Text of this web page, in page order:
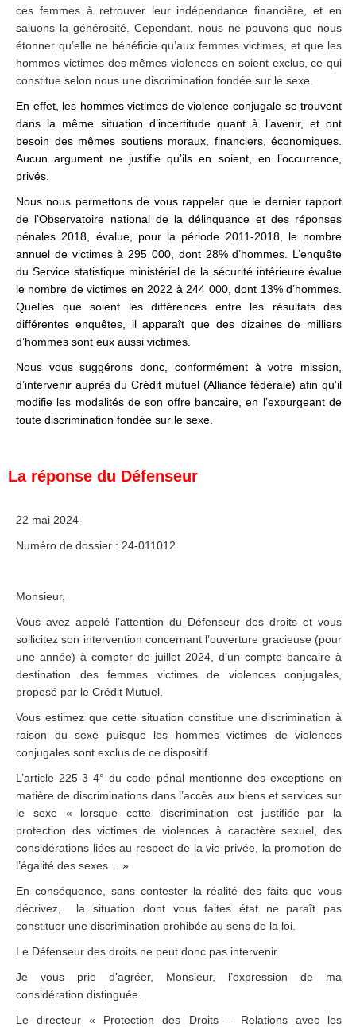
ces femmes à retrouver leur indépendance financière, et en
saluons la générosité. Cependant, nous ne pouvons que nous
étonner qu’elle ne bénéficie qu’aux femmes victimes, et que les
hommes victimes des mêmes violences en soient exclus, ce qui
constitue selon nous une discrimination fondée sur le sexe.
En effet, les hommes victimes de violence conjugale se trouvent
dans la même situation d’incertitude quant à l’avenir, et ont
besoin des mêmes soutiens moraux, financiers, économiques.
Aucun argument ne justifie qu’ils en soient, en l’occurrence,
privés.
Nous nous permettons de vous rappeler que le dernier rapport
de l’Observatoire national de la délinquance et des réponses
pénales 2018, évalue, pour la période 2011-2018, le nombre
annuel de victimes à 295 000, dont 28% d’hommes. L’enquête
du Service statistique ministériel de la sécurité intérieure évalue
le nombre de victimes en 2022 à 244 000, dont 13% d’hommes.
Quelles que soient les différences entre les résultats des
différentes enquêtes, il apparaît que des dizaines de milliers
d’hommes sont eux aussi victimes.
Nous vous suggérons donc, conformément à votre mission,
d’intervenir auprès du Crédit mutuel (Alliance fédérale) afin qu’il
modifie les modalités de son offre bancaire, en l’expurgeant de
toute discrimination fondée sur le sexe.
La réponse du Défenseur
22 mai 2024
Numéro de dossier : 24-011012
Monsieur,
Vous avez appelé l’attention du Défenseur des droits et vous
sollicitez son intervention concernant l’ouverture gracieuse (pour
une année) à compter de juillet 2024, d’un compte bancaire à
destination des femmes victimes de violences conjugales,
proposé par le Crédit Mutuel.
Vous estimez que cette situation constitue une discrimination à
raison du sexe puisque les hommes victimes de violences
conjugales sont exclus de ce dispositif.
L’article 225-3 4° du code pénal mentionne des exceptions en
matière de discriminations dans l’accès aux biens et services sur
le sexe « lorsque cette discrimination est justifiée par la
protection des victimes de violences à caractère sexuel, des
considérations liées au respect de la vie privée, la promotion de
l’égalité des sexes… »
En conséquence, sans contester la réalité des faits que vous
décrivez, la situation dont vous faites état ne paraît pas
constituer une discrimination prohibée au sens de la loi.
Le Défenseur des droits ne peut donc pas intervenir.
Je vous prie d’agréer, Monsieur, l’expression de ma
considération distinguée.
Le directeur « Protection des Droits – Relations avec les